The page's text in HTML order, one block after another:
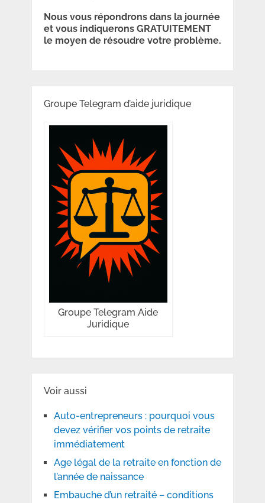
Nous vous répondrons dans la journée
et vous indiquerons GRATUITEMENT
le moyen de résoudre votre problème.
Groupe Telegram d’aide juridique
Groupe Telegram Aide
Juridique
Voir aussi
Auto-entrepreneurs : pourquoi vous
devez vérifier vos points de retraite
immédiatement
Age légal de la retraite en fonction de
l’année de naissance
Embauche d’un retraité – conditions